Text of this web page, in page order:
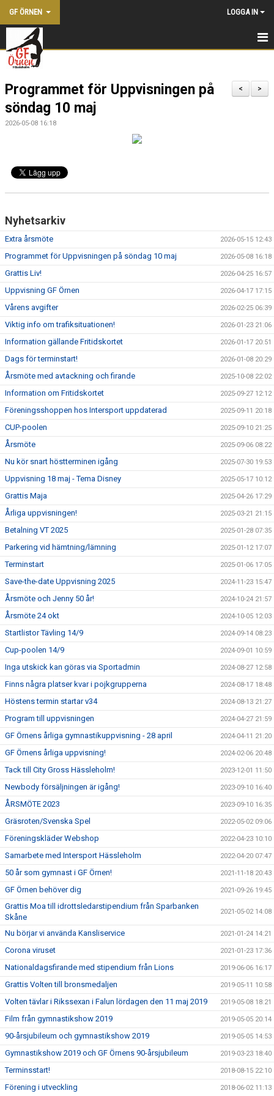
GF ÖRNEN LOGGA IN
HEM
NYHETER
KONTAKTA OSS
FÖRENINGEN
KALENDER
DOKUMENT
SHOPPEN
VANLIGA FRÅGOR
>
<
Programmet för Uppvisningen på
söndag 10 maj
2026-05-08 16:18
Nyhetsarkiv
Extra årsmöte 2026-05-15 12:43
Programmet för Uppvisningen på söndag 10 maj 2026-05-08 16:18
Grattis Liv! 2026-04-25 16:57
Uppvisning GF Örnen 2026-04-17 17:15
Vårens avgifter 2026-02-25 06:39
Viktig info om trafiksituationen! 2026-01-23 21:06
Information gällande Fritidskortet 2026-01-17 20:51
Dags för terminstart! 2026-01-08 20:29
Årsmöte med avtackning och firande 2025-10-08 22:02
Information om Fritidskortet 2025-09-27 12:12
Föreningsshoppen hos Intersport uppdaterad 2025-09-11 20:18
CUP-poolen 2025-09-10 21:25
Årsmöte 2025-09-06 08:22
Nu kör snart höstterminen igång 2025-07-30 19:53
Uppvisning 18 maj - Tema Disney 2025-05-17 10:12
Grattis Maja 2025-04-26 17:29
Årliga uppvisningen! 2025-03-21 21:15
Betalning VT 2025 2025-01-28 07:35
Parkering vid hämtning/lämning 2025-01-12 17:07
Terminstart 2025-01-06 17:05
Save-the-date Uppvisning 2025 2024-11-23 15:47
Årsmöte och Jenny 50 år! 2024-10-24 21:57
Årsmöte 24 okt 2024-10-05 12:03
Startlistor Tävling 14/9 2024-09-14 08:23
Cup-poolen 14/9 2024-09-01 10:59
Inga utskick kan göras via Sportadmin 2024-08-27 12:58
Finns några platser kvar i pojkgrupperna 2024-08-17 18:48
Höstens termin startar v34 2024-08-13 21:27
Program till uppvisningen 2024-04-27 21:59
GF Örnens årliga gymnastikuppvisning - 28 april 2024-04-11 21:20
GF Örnens årliga uppvisning! 2024-02-06 20:48
Tack till City Gross Hässleholm! 2023-12-01 11:50
Newbody försäljningen är igång! 2023-09-10 16:40
ÅRSMÖTE 2023 2023-09-10 16:35
Gräsroten/Svenska Spel 2022-05-02 09:06
Föreningskläder Webshop 2022-04-23 10:10
Samarbete med Intersport Hässleholm 2022-04-20 07:47
50 år som gymnast i GF Örnen! 2021-11-18 20:43
GF Örnen behöver dig 2021-09-26 19:45
Grattis Moa till idrottsledarstipendium från Sparbanken
Skåne
2021-05-02 14:08
Nu börjar vi använda Kansliservice 2021-01-24 14:21
Corona viruset 2021-01-23 17:36
Nationaldagsfirande med stipendium från Lions 2019-06-06 16:17
Grattis Volten till bronsmedaljen 2019-05-11 10:58
Volten tävlar i Rikssexan i Falun lördagen den 11 maj 2019 2019-05-08 18:21
Film från gymnastikshow 2019 2019-05-05 20:14
90-årsjubileum och gymnastikshow 2019 2019-05-05 14:53
Gymnastikshow 2019 och GF Örnens 90-årsjubileum 2019-03-23 18:40
Terminsstart! 2018-08-15 22:10
Förening i utveckling 2018-06-02 11:13